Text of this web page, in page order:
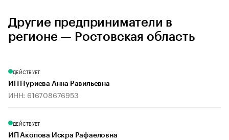
Другие предприниматели в
регионе — Ростовская область
ДЕЙСТВУЕТ
ИП Нуриева Анна Равильевна
ИНН: 616708676953
ДЕЙСТВУЕТ
ИП Акопова Искра Рафаеловна